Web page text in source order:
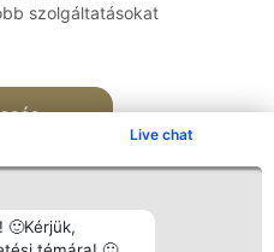
Live chat
🙂Kérjük,
szolgáltatásokat